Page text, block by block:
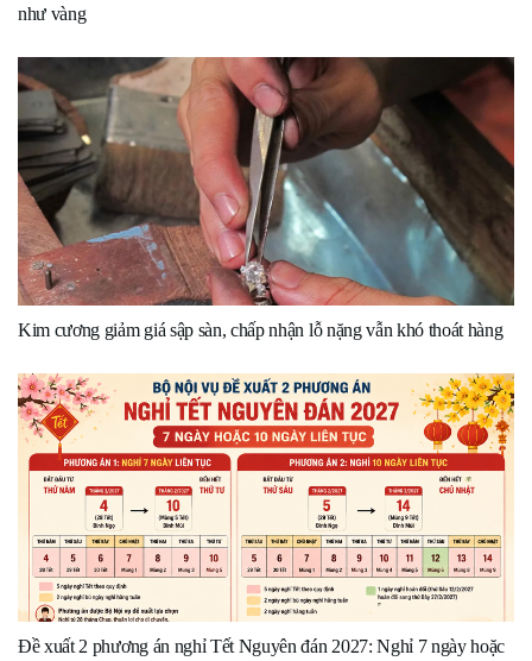
như vàng
Kim cương giảm giá sập sàn, chấp nhận lỗ nặng vẫn khó thoát hàng
Đề xuất 2 phương án nghỉ Tết Nguyên đán 2027: Nghỉ 7 ngày hoặc